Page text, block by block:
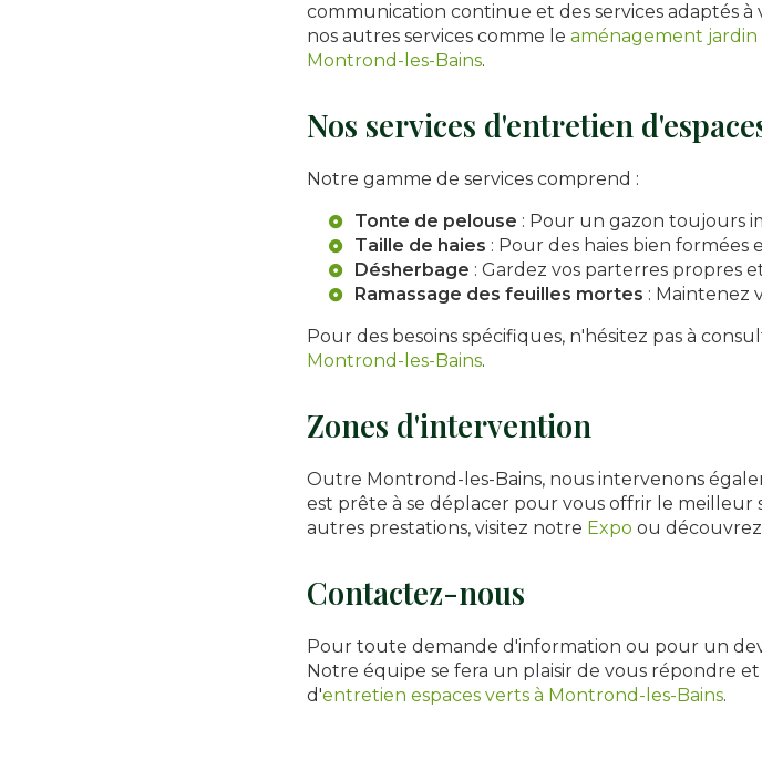
communication continue et des services adaptés
nos autres services comme le aménagement jardin
Montrond-les-Bains.
Nos services d'entretien
Notre gamme de services comprend :
Tonte de pelouse : Pour un gazon toujours
Taille de haies : Pour des haies bien formées
Désherbage : Gardez vos parterres propres
Ramassage des feuilles mortes : Maintenez
Pour des besoins spécifiques, n'hésitez pas à
Montrond-les-Bains.
Zones d'intervention
Outre Montrond-les-Bains, nous intervenons
est prête à se déplacer pour vous offrir le meilleur
autres prestations, visitez notre Expo ou
Contactez-nous
Pour toute demande d'information ou pour un
Notre équipe se fera un plaisir de vous répondre
d'entretien espaces verts à Montrond-les-Bains.